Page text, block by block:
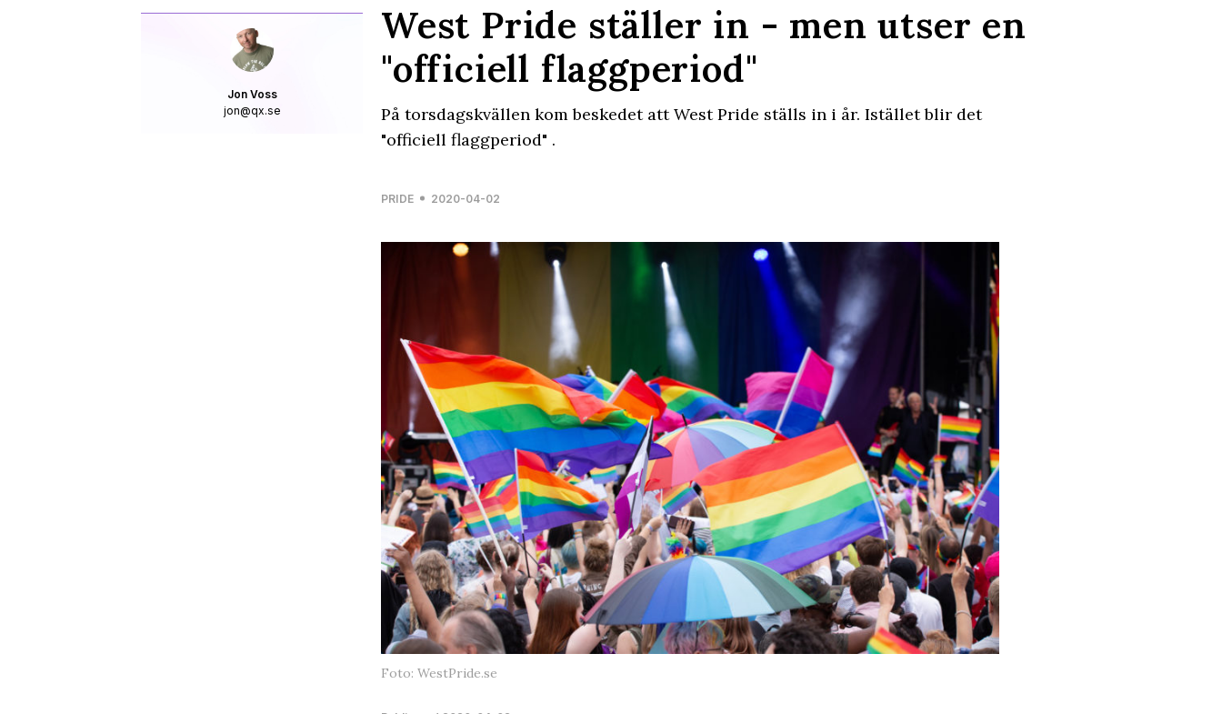
Jon Voss
jon@qx.se
West Pride ställer in - men utser en
"officiell flaggperiod"
På torsdagskvällen kom beskedet att West Pride ställs in i år. Istället blir det
"officiell flaggperiod" .
PRIDE 2020-04-02
Foto: WestPride.se